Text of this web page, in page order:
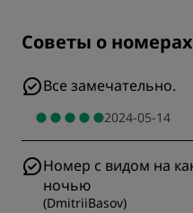
Советы о номерах
Все замечательно.
2024-05-14
Номер с видом на
ночью
(DmitriiBasov)